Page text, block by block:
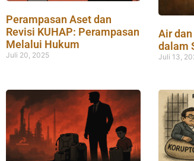
Perampasan Aset dan
Revisi KUHAP: Perampasan
Melalui Hukum
Juli 20, 2025
Air
dalam
Juli 13,